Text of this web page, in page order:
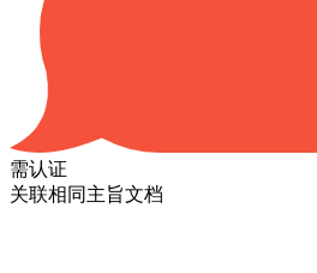
需认证
关联相同主旨文档